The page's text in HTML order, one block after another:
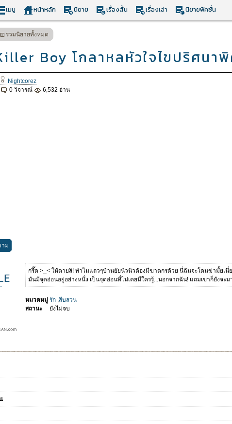
เมนู หน้าหลัก นิยาย เรื่องสั้น เรื่องเล่า นิยายฟิคชั่น
รวมนิยายทั้งหมด
Boy โกลาหลหัวใจไขปริศนา
Nightcorez
0 วิจารณ์ 6,532 อ่าน
ม
กรี๊ด >_< ให้ตายสิ! ทำไมแถวๆบ้านยัยนิวนิวต้องมีฆาตกรด้วย นี่ฉันจะโดนฆ่ามั้ยเ
มันมีจุดอ่อนอยู่อย่างหนึ่ง เป็นจุดอ่อนที่ไม่เคยมีใครรู้...นอกจากฉัน! แถมเขาก็ยังจะ
หมวดหมู่ รัก ,สืบสวน
สถานะ
ยังไม่จบ